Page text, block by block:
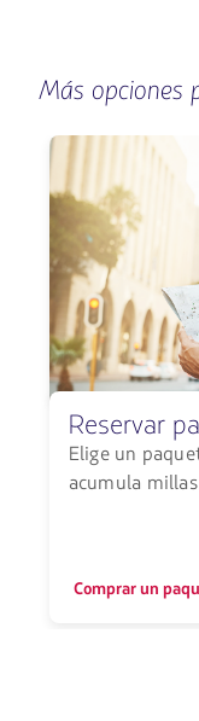
Más opciones
Reservar
Elige un
acumula
Comprar un